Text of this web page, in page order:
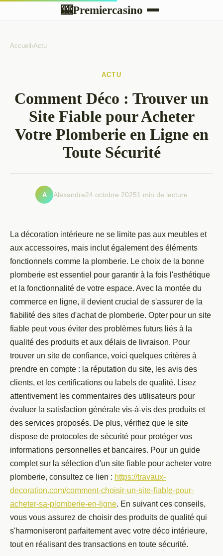
🎰Premiercasino
Accueil ›Actu
ACTU
Comment Déco : Trouver un
Site Fiable pour Acheter
Votre Plomberie en Ligne en
Toute Sécurité
A Alexandre24 octobre 20251 min de lecture
La décoration intérieure ne se limite pas aux meubles et
aux accessoires, mais inclut également des éléments
fonctionnels comme la plomberie. Le choix de la bonne
plomberie est essentiel pour garantir à la fois l'esthétique
et la fonctionnalité de votre espace. Avec la montée du
commerce en ligne, il devient crucial de s'assurer de la
fiabilité des sites d'achat de plomberie. Opter pour un site
fiable peut vous éviter des problèmes futurs liés à la
qualité des produits et aux délais de livraison. Pour
trouver un site de confiance, voici quelques critères à
prendre en compte : la réputation du site, les avis des
clients, et les certifications ou labels de qualité. Lisez
attentivement les commentaires des utilisateurs pour
évaluer la satisfaction générale vis-à-vis des produits et
des services proposés. De plus, vérifiez que le site
dispose de protocoles de sécurité pour protéger vos
informations personnelles et bancaires. Pour un guide
complet sur la sélection d'un site fiable pour acheter votre
plomberie, consultez ce lien : https://travaux-
decoration.com/comment-choisir-un-site-fiable-pour-
acheter-sa-plomberie-en-ligne. En suivant ces conseils,
vous vous assurez de choisir des produits de qualité qui
s'harmoniseront parfaitement avec votre déco intérieure,
tout en réalisant des transactions en toute sécurité.